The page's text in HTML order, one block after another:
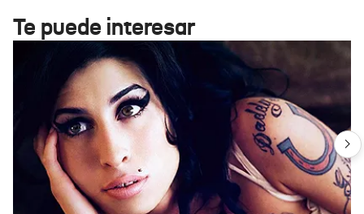
Te puede interesar